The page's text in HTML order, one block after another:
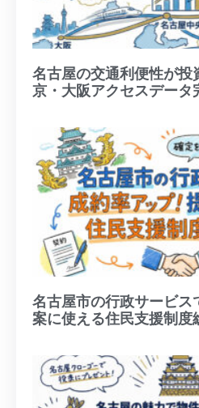
名古屋の交通利便性が投
京・大阪アクセスデータ
名古屋市の行政サービス
案に使える住民支援制度